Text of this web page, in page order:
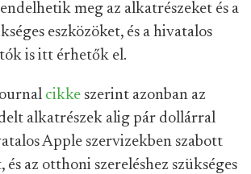
meg az alkatrészeket és a
eszközöket, és a hivatalos
is itt érhetők el.
cikke szerint azonban az
alkatrészek alig pár dollárral
Apple szervizekben szabott
és az otthoni szereléshez szükséges